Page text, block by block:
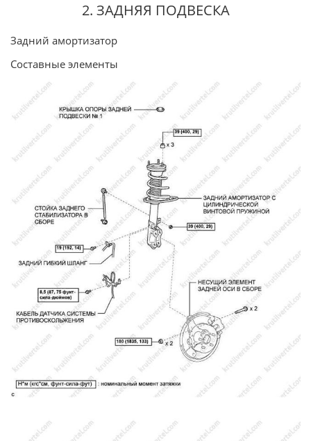
2. ЗАДНЯЯ ПОДВЕСКА
Задний амортизатор
Составные элементы